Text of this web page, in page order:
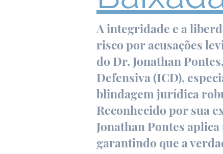
A integridade e a
risco por acusações
do Dr. Jonathan
Defensiva (ICD),
blindagem jurídica
Reconhecido por sua
Jonathan Pontes
garantindo que a